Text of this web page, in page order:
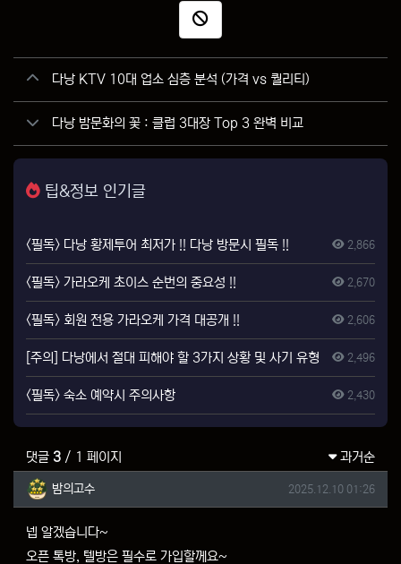
신고
관련자료
다낭 KTV 10대 업소 심층 분석 (가격 vs 퀄리티)
다낭 밤문화의 꽃 : 클럽 3대장 Top 3 완벽 비교
팁&정보 인기글
<필독> 다낭 황제투어 최저가 !! 다낭 방문시 필독 !! 2,866
<필독> 가라오케 초이스 순번의 중요성 !! 2,670
<필독> 회원 전용 가라오케 가격 대공개 !! 2,606
[주의] 다낭에서 절대 피해야 할 3가지 상황 및 사기 유형 2,496
<필독> 숙소 예약시 주의사항 2,430
댓글 3 / 1 페이지 과거순
밤의고수님의 댓글
밤의고수 작성일
2025.12.10 01:26
넵 알겠습니다~
오픈 톡방, 텔방은 필수로 가입할께요~